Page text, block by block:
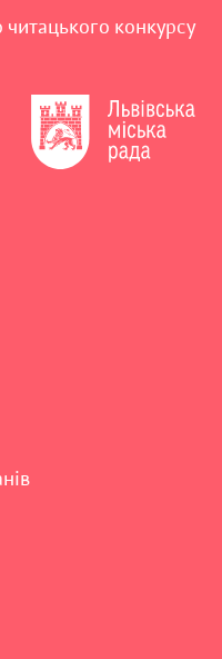
конкурсу